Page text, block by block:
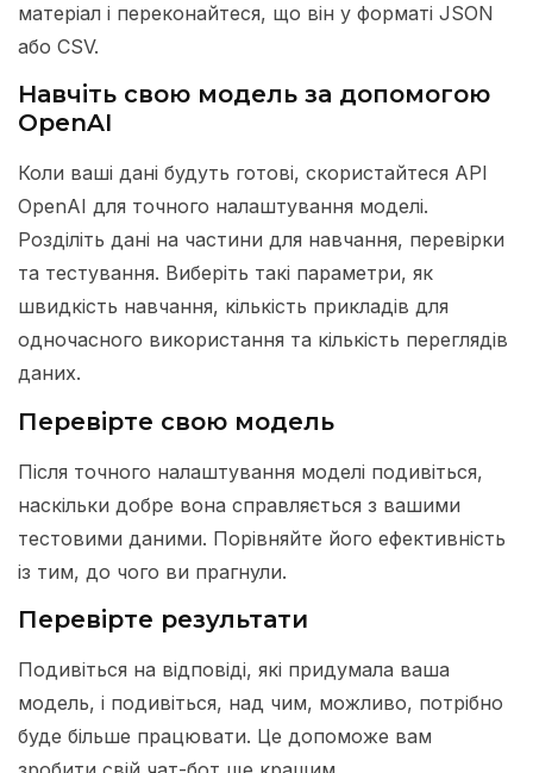
матеріал і переконайтеся, що він у форматі JSON
або CSV.
Навчіть свою модель за допомогою
OpenAI
Коли ваші дані будуть готові, скористайтеся API
OpenAI для точного налаштування моделі.
Розділіть дані на частини для навчання, перевірки
та тестування. Виберіть такі параметри, як
швидкість навчання, кількість прикладів для
одночасного використання та кількість переглядів
даних.
Перевірте свою модель
Після точного налаштування моделі подивіться,
наскільки добре вона справляється з вашими
тестовими даними. Порівняйте його ефективність
із тим, до чого ви прагнули.
Перевірте результати
Подивіться на відповіді, які придумала ваша
модель, і подивіться, над чим, можливо, потрібно
буде більше працювати. Це допоможе вам